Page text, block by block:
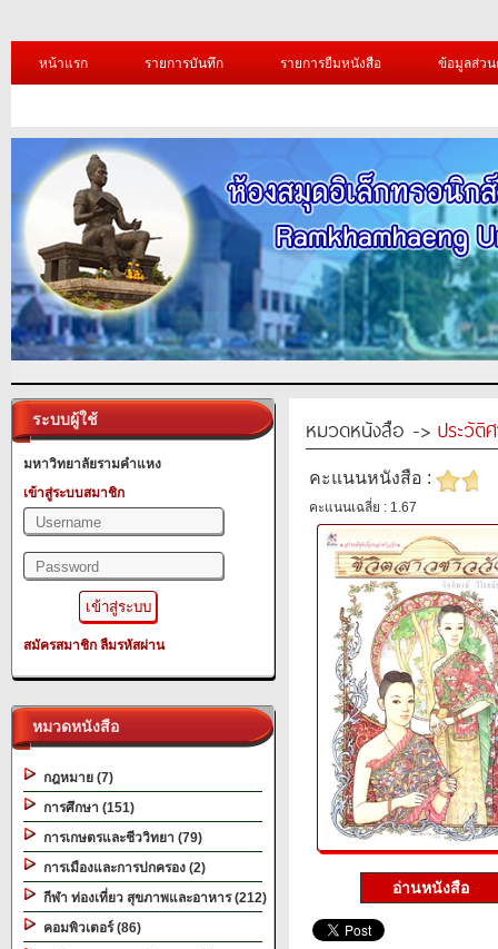
หน้าแรก รายการบันทึก รายการยืมหนังสือ ข้อมูลส่ว
ระบบผู้ใช้
มหาวิทยาลัยรามคำแหง
เข้าสู่ระบบสมาชิก
สมัครสมาชิก ลืมรหัสผ่าน
หมวดหนังสือ
กฎหมาย (7)
การศึกษา (151)
การเกษตรและชีววิทยา (79)
การเมืองและการปกครอง (2)
กีฬา ท่องเที่ยว สุขภาพและอาหาร (212)
คอมพิวเตอร์ (86)
หมวดหนังสือ -> ประวัติ
คะแนนหนังสือ :
คะแนนเฉลี่ย : 1.67
อ่านหนังสือ